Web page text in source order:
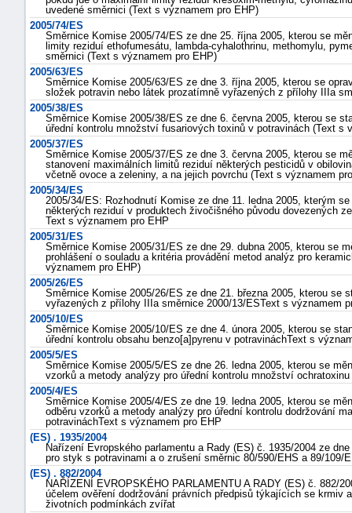
uvedené směrnici (Text s významem pro EHP)
2005/74/ES
Směrnice Komise 2005/74/ES ze dne 25. října 2005, kterou se
limity reziduí ethofumesátu, lambda-cyhalothrinu, methomylu,
směrnici (Text s významem pro EHP)
2005/63/ES
Směrnice Komise 2005/63/ES ze dne 3. října 2005, kterou se
složek potravin nebo látek prozatímně vyřazených z přílohy IIIa
2005/38/ES
Směrnice Komise 2005/38/ES ze dne 6. června 2005, kterou se
úřední kontrolu množství fusariových toxinů v potravinách (Text s
2005/37/ES
Směrnice Komise 2005/37/ES ze dne 3. června 2005, kterou se
stanovení maximálních limitů reziduí některých pesticidů v
včetně ovoce a zeleniny, a na jejich povrchu (Text s významem
2005/34/ES
2005/34/ES: Rozhodnutí Komise ze dne 11. ledna 2005, kterým
některých reziduí v produktech živočišného původu dovezených
Text s významem pro EHP
2005/31/ES
Směrnice Komise 2005/31/ES ze dne 29. dubna 2005, kterou se
prohlášení o souladu a kritéria provádění metod analýz pro
významem pro EHP)
2005/26/ES
Směrnice Komise 2005/26/ES ze dne 21. března 2005, kterou se
vyřazených z přílohy IIIa směrnice 2000/13/ESText s významem
2005/10/ES
Směrnice Komise 2005/10/ES ze dne 4. února 2005, kterou se
úřední kontrolu obsahu benzo[a]pyrenu v potravináchText s
2005/5/ES
Směrnice Komise 2005/5/ES ze dne 26. ledna 2005, kterou se
vzorků a metody analýzy pro úřední kontrolu množství
2005/4/ES
Směrnice Komise 2005/4/ES ze dne 19. ledna 2005, kterou se
odběru vzorků a metody analýzy pro úřední kontrolu dodržování
potravináchText s významem pro EHP
(ES) . 1935/2004
Nařízení Evropského parlamentu a Rady (ES) č. 1935/2004 ze
pro styk s potravinami a o zrušení směrnic 80/590/EHS a 89/109/
(ES) . 882/2004
NAŘÍZENÍ EVROPSKÉHO PARLAMENTU A RADY (ES) č. 882/
účelem ověření dodržování právních předpisů týkajících se krmiv
životních podmínkách zvířat